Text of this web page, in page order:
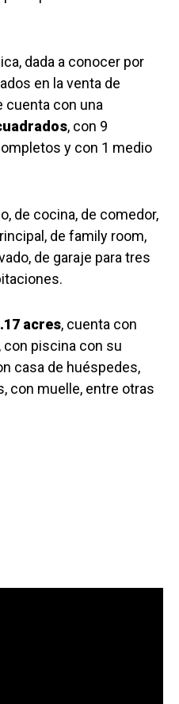
dada a conocer por
en la venta de
cuenta con una
, con 9
y con 1 medio
de cocina, de comedor,
de family room,
de garaje para tres
acres, cuenta con
con piscina con su
casa de huéspedes,
con muelle, entre otras